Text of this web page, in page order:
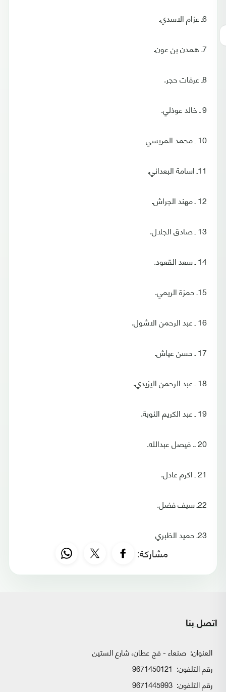
6ـ عزام الاسدي.
7ـ همدن بن عون.
8ـ عرفات حجر.
9 ـ خالد عوذلي.
10 ـ محمد المريسي
11ـ اسامة البعداني.
12 ـ مهند الجراش.
13 ـ صادق الجلال.
14 ـ سعد القعود.
15ـ حمزة الريمي.
16 ـ عبد الرحمن الاشول.
17 ـ حسن عياش.
18 ـ عبد الرحمن اليزيدي.
19 ـ عبد الكريم النوبة.
20 ـ. فيصل عبدالله.
21 ـ اكرم عادل.
22ـ سيف فضل.
23ـ حميد الظبري
مشاركة:
اتصل بنا
العنوان: صنعاء - فج عطان، شارع الستين
رقم التلفون: 9671450121
رقم التلفون: 9671445993